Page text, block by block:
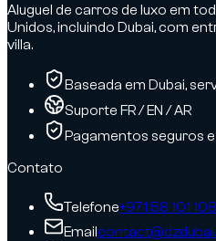
Aluguel de carros de luxo em
Unidos, incluindo Dubai, com
villa.
Baseada em Dubai,
Suporte FR / EN / AR
Pagamentos seguros
Contato
Telefone+971 58 101
Email